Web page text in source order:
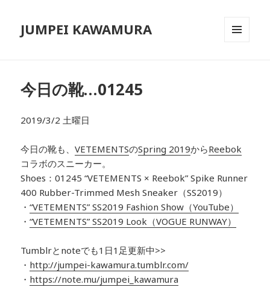
JUMPEI KAWAMURA
今日の靴…01245
2019/3/2 土曜日
今日の靴も、VETEMENTSのSpring 2019からReebok
コラボのスニーカー。
Shoes：01245 “VETEMENTS × Reebok” Spike Runner
400 Rubber-Trimmed Mesh Sneaker（SS2019）
・“VETEMENTS” SS2019 Fashion Show（YouTube）
・“VETEMENTS” SS2019 Look（VOGUE RUNWAY）
Tumblrとnoteでも1日1足更新中>>
・ http://jumpei-kawamura.tumblr.com/
・ https://note.mu/jumpei_kawamura